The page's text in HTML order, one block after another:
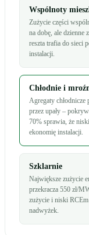
Wspólnoty
Zużycie części
na dobę, ale dzienne
reszta trafia do sieci
instalacji.
Chłodnie i
Agregaty chłodnicze
przez upały –
70% sprawia, że
ekonomię instalacji.
Szklarnie
Największe zużycie
przekracza 550 zł/
zużycie i niski
nadwyżek.